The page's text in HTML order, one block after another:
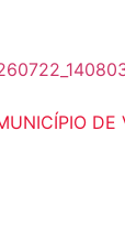
DE